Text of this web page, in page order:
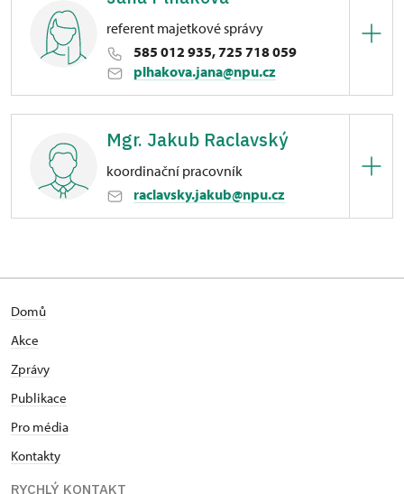
referent majetkové správy
585 012 935, 725 718 059
plhakova.jana@npu.cz
Horní náměstí 170/6, Šternberk na Moravě
Mgr. Jakub Raclavský
koordinační pracovník
raclavsky.jakub@npu.cz
Domů
Akce
Zprávy
Publikace
Pro média
Kontakty
RYCHLÝ KONTAKT